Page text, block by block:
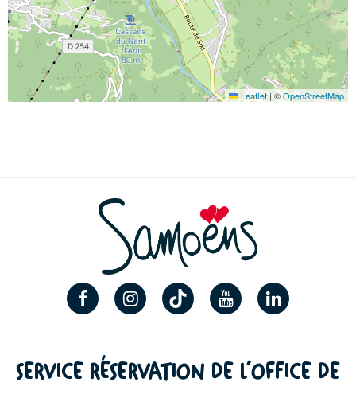
Leaflet|©OpenStreetMap
SERVICE RÉSERVATION DE L’OFFICE DE